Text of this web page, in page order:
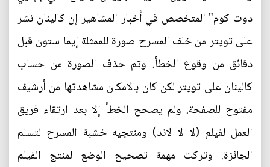
دوت كوم" المتخصص في أخبار المشاهير إن كالينان نشر
على تويتر من خلف المسرح صورة للممثلة إيما ستون قبل
دقائق من وقوع الخطأ. وتم حذف الصورة من حساب
كالينان على تويتر لكن كان بالامكان مشاهدتها من أرشيف
مفتوح للصفحة. ولم يصحح الخطأ إلا بعد ارتقاء فريق
العمل لفيلم (لا لا لاند) ومنتجيه خشبة المسرح لتسلم
الجائزة. وتركت مهمة تصحيح الوضع لمنتج الفيلم